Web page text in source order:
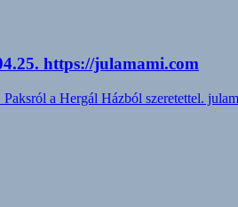
https://julamami.com
a Hergál Házból szeretettel.